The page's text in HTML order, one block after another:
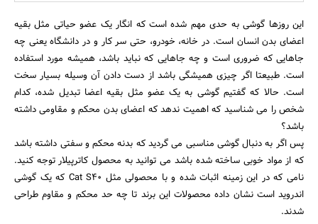
این روزها گوشی به حدی مهم شده است که انگار یک عضو حیاتی مثل بقیه
اعضای بدن انسان است. در خانه، خودرو، حتی سر کار و در دانشگاه یعنی چه
جاهایی که ضروری است و چه جاهایی که نباید باشد، همیشه مورد استفاده
است. طبیعتا اگر چیزی همیشگی باشد از دست دادن آن وسیله بسیار سخت
است. حالا که گفتیم گوشی به یک عضو مثل بقیه اعضا تبدیل شده، کدام
شخص را می شناسید که اهمیت ندهد که اعضای بدن محکم و مقاومی داشته
باشد؟
پس اگر به دنبال گوشی مناسبی می گردید که بدنه محکم و سفتی داشته باشد
که از مواد خوبی ساخته شده باشد می توانید به محصول کاترپیلار توجه کنید.
نامی که در این زمینه اثبات شده و با محصولی مثل Cat S40 که یک گوشی
اندروید است نشان داده محصولات این برند تا چه حد محکم و مقاوم طراحی
شدند.